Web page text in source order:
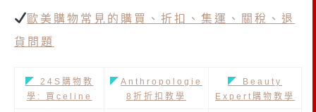
歐美購物常見的購買、折扣、集運、關稅、退
貨問題
◤
24S購物教
學: 買celine
◤ Anthropologie
8折折扣教學
◤
Beauty
Expert購物教學